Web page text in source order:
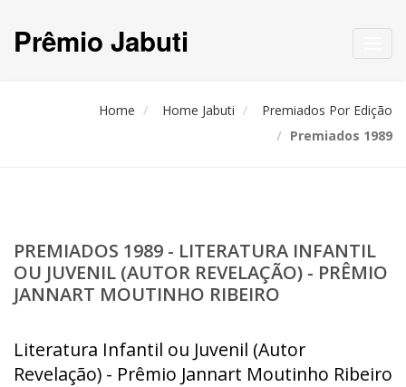
Prêmio Jabuti
Home Home Jabuti
Premiados Por Edição
Premiados 1989
PREMIADOS 1989 - LITERATURA INFANTIL
OU JUVENIL (AUTOR REVELAÇÃO) - PRÊMIO
JANNART MOUTINHO RIBEIRO
Literatura Infantil ou Juvenil (Autor
Revelação) - Prêmio Jannart Moutinho Ribeiro